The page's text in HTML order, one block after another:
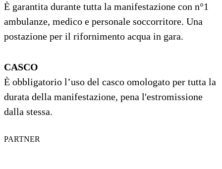
È garantita durante tutta la manifestazione con n°1
ambulanze, medico e personale soccorritore. Una
postazione per il rifornimento acqua in gara.
CASCO
È obbligatorio l’uso del casco omologato per tutta la
durata della manifestazione, pena l'estromissione
dalla stessa.
PARTNER